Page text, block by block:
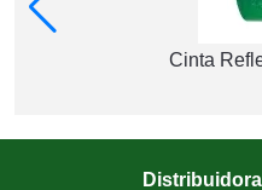
Cinta